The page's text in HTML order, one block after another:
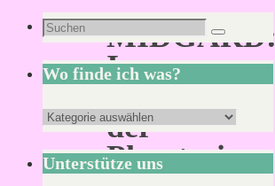
MIDGARD:
Im
Reich
der
Phantasie
Suchen
nach:
Suchen
Wo finde ich was?
Wo
finde
ich
Unterstütze uns